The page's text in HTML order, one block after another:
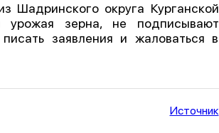
Шадринского округа Курганской
урожая зерна, не подписывают
заявления и жаловаться в
Источник